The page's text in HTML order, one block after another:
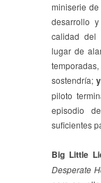
miniserie
desarrollo
calidad del
lugar de
sostendría;
piloto
episodio
suficientes
Big Little
Desperate